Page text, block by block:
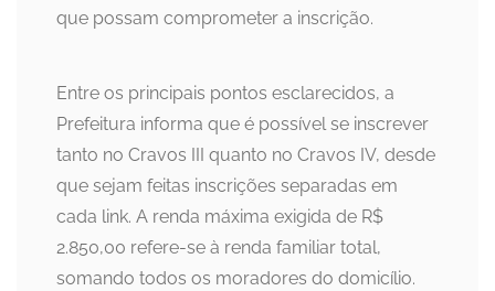
que possam comprometer a inscrição.
Entre os principais pontos esclarecidos, a
Prefeitura informa que é possível se inscrever
tanto no Cravos III quanto no Cravos IV, desde
que sejam feitas inscrições separadas em
cada link. A renda máxima exigida de R$
2.850,00 refere-se à renda familiar total,
somando todos os moradores do domicílio.